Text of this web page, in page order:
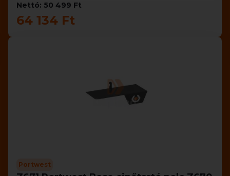
Nettó: 50 499 Ft
64 134 Ft
Portwest